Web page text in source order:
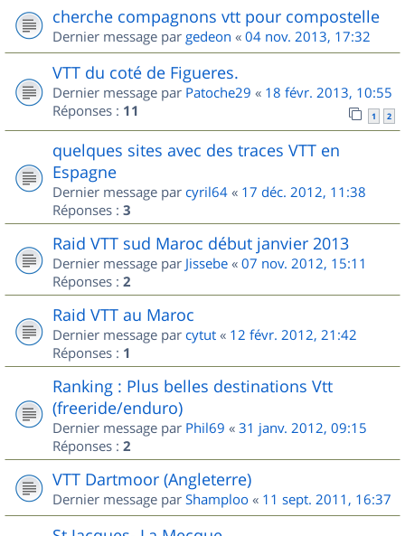
cherche compagnons vtt pour compostelle
Dernier message par gedeon « 04 nov. 2013, 17:32
VTT du coté de Figueres.
Dernier message par Patoche29 « 18 févr. 2013, 10:55
Réponses : 11 1 2
quelques sites avec des traces VTT en
Espagne
Dernier message par cyril64 « 17 déc. 2012, 11:38
Réponses : 3
Raid VTT sud Maroc début janvier 2013
Dernier message par Jissebe « 07 nov. 2012, 15:11
Réponses : 2
Raid VTT au Maroc
Dernier message par cytut « 12 févr. 2012, 21:42
Réponses : 1
Ranking : Plus belles destinations Vtt
(freeride/enduro)
Dernier message par Phil69 « 31 janv. 2012, 09:15
Réponses : 2
VTT Dartmoor (Angleterre)
Dernier message par Shamploo « 11 sept. 2011, 16:37